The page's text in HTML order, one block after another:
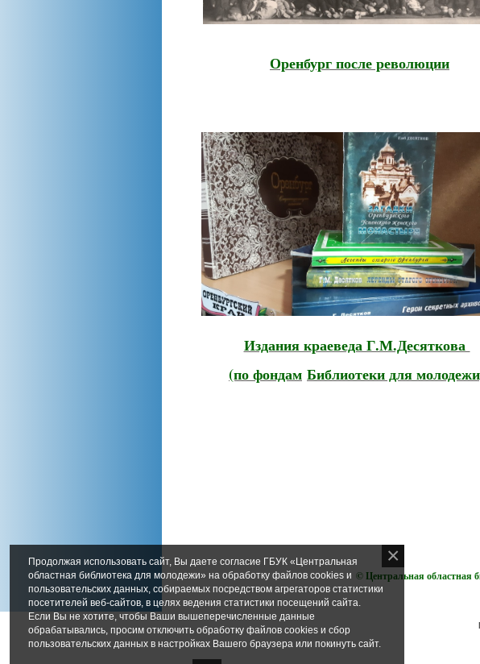
Оренбург после революции
Издания краеведа Г.М.Десяткова
(по фондам Библиотеки для
© Центральная областная
Продолжая использовать сайт, Вы даете согласие ГБУК «Центральная
областная библиотека для молодежи» на обработку файлов cookies и
пользовательских данных, собираемых посредством агрегаторов статистики
посетителей веб-сайтов, в целях ведения статистики посещений сайта.
Если Вы не хотите, чтобы Ваши вышеперечисленные данные
обрабатывались, просим отключить обработку файлов cookies и сбор
пользовательских данных в настройках Вашего браузера или покинуть сайт.